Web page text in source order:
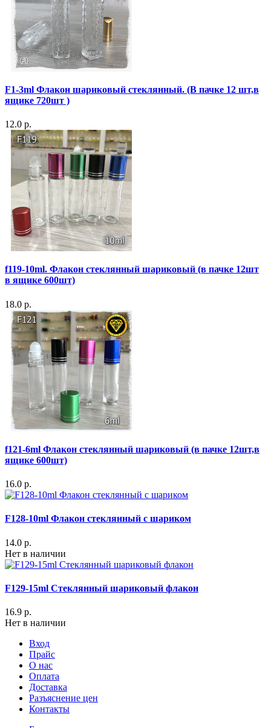
F1-3ml Флакон шариковый стеклянный. (В пачке 12 шт,в
ящике 720шт )
12.0 р.
f119-10ml. Флакон стеклянный шариковый (в пачке 12шт
в ящике 600шт)
18.0 р.
f121-6ml Флакон стеклянный шариковый (в пачке 12шт,в
ящике 600шт)
16.0 р.
F128-10ml Флакон стеклянный с шариком
14.0 р.
Нет в наличии
F129-15ml Стеклянный шариковый флакон
16.9 р.
Нет в наличии
Вход
Прайс
О нас
Оплата
Доставка
Разъяснение цен
Контакты